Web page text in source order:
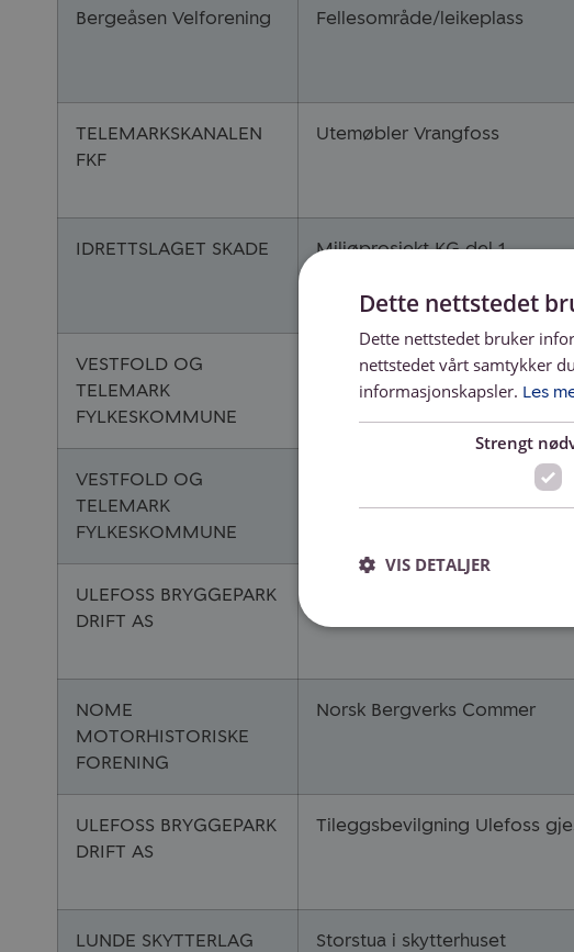
Bergeåsen Velforening Fellesområde/leikeplass
TELEMARKSKANALEN
FKF
Utemøbler Vrangfoss
IDRETTSLAGET SKADE Miljøprosjekt KG del 1
VESTFOLD OG
TELEMARK
FYLKESKOMMUNE
«Gå ned som eit bryne» ei
trafikkerte vassdrag
VESTFOLD OG
TELEMARK
FYLKESKOMMUNE
Morgendagens
ULEFOSS BRYGGEPARK
DRIFT AS
NOME
MOTORHISTORISKE
FORENING
Norsk Bergverks Commer
ULEFOSS BRYGGEPARK
DRIFT AS
Tileggsbevilgning Ulefoss
LUNDE SKYTTERLAG Storstua i skytterhuset
Dette nettstedet
Dette nettstedet bruker
nettstedet vårt samtykker
informasjonskapsler. Les
Strengt
VIS DETALJER